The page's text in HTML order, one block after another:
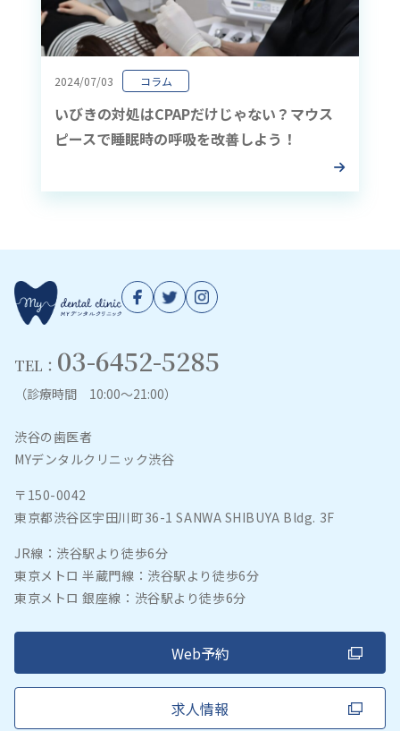
2024/07/03 コラム
いびきの対処はCPAPだけじゃない？マウス
ピースで睡眠時の呼吸を改善しよう！
TEL： 03-6452-5285
（診療時間 10:00～21:00）
渋谷の歯医者
MYデンタルクリニック渋谷
〒150-0042
東京都渋谷区宇田川町36-1 SANWA SHIBUYA Bldg. 3F
JR線：渋谷駅より徒歩6分
東京メトロ 半蔵門線：渋谷駅より徒歩6分
東京メトロ 銀座線：渋谷駅より徒歩6分
Web予約
求人情報